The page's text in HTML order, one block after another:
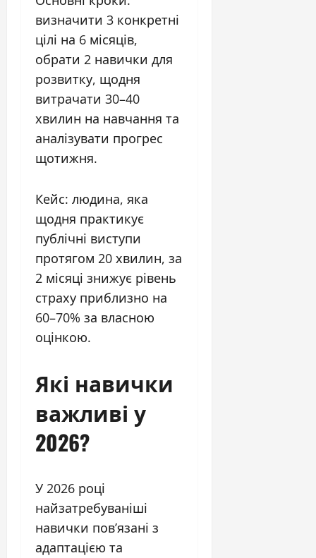
визначити 3 конкретні
цілі на 6 місяців,
обрати 2 навички для
розвитку, щодня
витрачати 30–40
хвилин на навчання та
аналізувати прогрес
щотижня.
Кейс: людина, яка
щодня практикує
публічні виступи
протягом 20 хвилин, за
2 місяці знижує рівень
страху приблизно на
60–70% за власною
оцінкою.
Які навички
важливі у
2026?
У 2026 році
найзатребуваніші
навички пов’язані з
адаптацією та